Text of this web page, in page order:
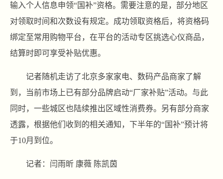
输入个人信息申领“国补”资格。需要注意的是，部分地区
对领取时间和次数设有规定。成功领取资格后，将资格码
绑定至常用购物平台，在平台的活动专区挑选心仪商品，
结算时即可享受补贴优惠。
记者随机走访了北京多家家电、数码产品商家了解
到，当前市场上已有部分品牌启动“厂家补贴”活动。与此
同时，一些城区也陆续推出区域性消费券。另有部分商家
透露，根据他们收到的相关通知，下半年的“国补”预计将
于10月到位。
记者：闫雨昕 康薇 陈凯茵